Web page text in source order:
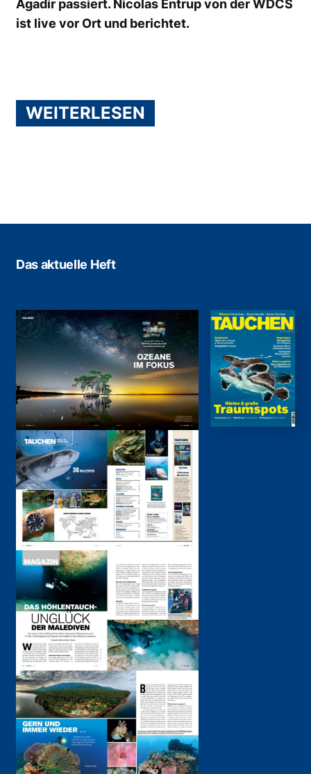
Agadir passiert. Nicolas Entrup von der WDCS
ist live vor Ort und berichtet.
WEITERLESEN
Das aktuelle Heft